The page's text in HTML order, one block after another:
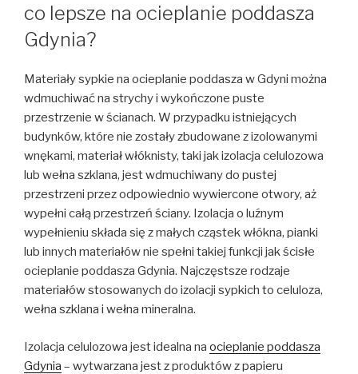
co lepsze na ocieplanie poddasza
Gdynia?
Materiały sypkie na ocieplanie poddasza w Gdyni można
wdmuchiwać na strychy i wykończone puste
przestrzenie w ścianach. W przypadku istniejących
budynków, które nie zostały zbudowane z izolowanymi
wnękami, materiał włóknisty, taki jak izolacja celulozowa
lub wełna szklana, jest wdmuchiwany do pustej
przestrzeni przez odpowiednio wywiercone otwory, aż
wypełni całą przestrzeń ściany. Izolacja o luźnym
wypełnieniu składa się z małych cząstek włókna, pianki
lub innych materiałów nie spełni takiej funkcji jak ścisłe
ocieplanie poddasza Gdynia. Najczęstsze rodzaje
materiałów stosowanych do izolacji sypkich to celuloza,
wełna szklana i wełna mineralna.
Izolacja celulozowa jest idealna na ocieplanie poddasza
Gdynia – wytwarzana jest z produktów z papieru